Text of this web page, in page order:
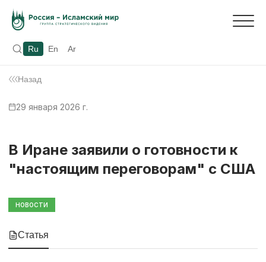
Ru En Ar
Назад
29 января 2026 г.
В Иране заявили о готовности к
"настоящим переговорам" с США
НОВОСТИ
Статья